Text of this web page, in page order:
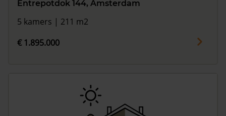
Entrepotdok 144, Amsterdam
5 kamers | 211 m2
€ 1.895.000